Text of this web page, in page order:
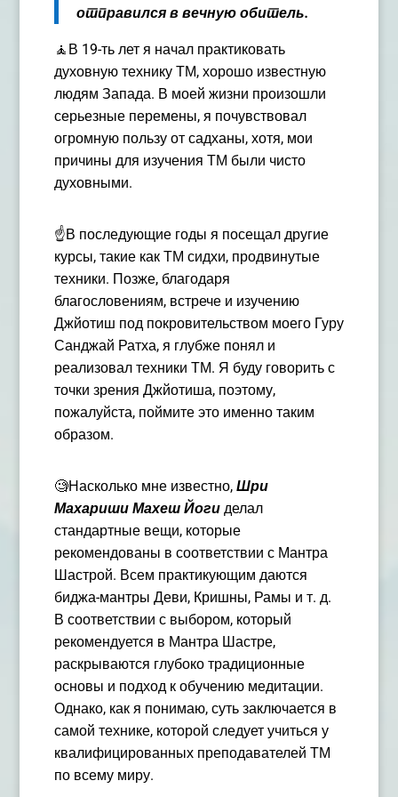
отправился в вечную обитель.
🧘 В 19-ть лет я начал практиковать
духовную технику ТМ, хорошо известную
людям Запада. В моей жизни произошли
серьезные перемены, я почувствовал
огромную пользу от садханы, хотя, мои
причины для изучения ТМ были чисто
духовными.
☝️В последующие годы я посещал другие
курсы, такие как ТМ сидхи, продвинутые
техники. Позже, благодаря
благословениям, встрече и изучению
Джйотиш под покровительством моего Гуру
Санджай Ратха, я глубже понял и
реализовал техники ТМ. Я буду говорить с
точки зрения Джйотиша, поэтому,
пожалуйста, поймите это именно таким
образом.
🧐Насколько мне известно, Шри
Махариши Махеш Йоги делал
стандартные вещи, которые
рекомендованы в соответствии с Мантра
Шастрой. Всем практикующим даются
биджа-мантры Деви, Кришны, Рамы и т. д.
В соответствии с выбором, который
рекомендуется в Мантра Шастре,
раскрываются глубоко традиционные
основы и подход к обучению медитации.
Однако, как я понимаю, суть заключается в
самой технике, которой следует учиться у
квалифицированных преподавателей ТМ
по всему миру.